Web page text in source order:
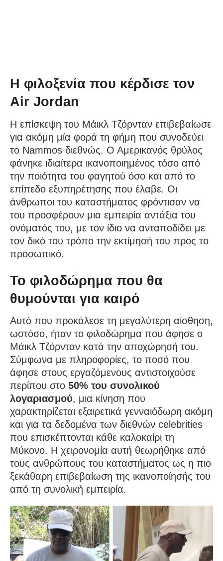
Η φιλοξενία που κέρδισε τον
Air Jordan
Η επίσκεψη του Μάικλ Τζόρνταν επιβεβαίωσε
για ακόμη μία φορά τη φήμη που συνοδεύει
το Nammos διεθνώς. Ο Αμερικανός θρύλος
φάνηκε ιδιαίτερα ικανοποιημένος τόσο από
την ποιότητα του φαγητού όσο και από το
επίπεδο εξυπηρέτησης που έλαβε. Οι
άνθρωποι του καταστήματος φρόντισαν να
του προσφέρουν μια εμπειρία αντάξια του
ονόματός του, με τον ίδιο να ανταποδίδει με
τον δικό του τρόπο την εκτίμησή του προς το
προσωπικό.
Το φιλοδώρημα που θα
θυμούνται για καιρό
Αυτό που προκάλεσε τη μεγαλύτερη αίσθηση,
ωστόσο, ήταν το φιλοδώρημα που άφησε ο
Μάικλ Τζόρνταν κατά την αποχώρησή του.
Σύμφωνα με πληροφορίες, το ποσό που
άφησε στους εργαζόμενους αντιστοιχούσε
περίπου στο 50% του συνολικού
λογαριασμού, μια κίνηση που
χαρακτηρίζεται εξαιρετικά γενναιόδωρη ακόμη
και για τα δεδομένα των διεθνών celebrities
που επισκέπτονται κάθε καλοκαίρι τη
Μύκονο. Η χειρονομία αυτή θεωρήθηκε από
τους ανθρώπους του καταστήματος ως η πιο
ξεκάθαρη επιβεβαίωση της ικανοποίησής του
από τη συνολική εμπειρία.